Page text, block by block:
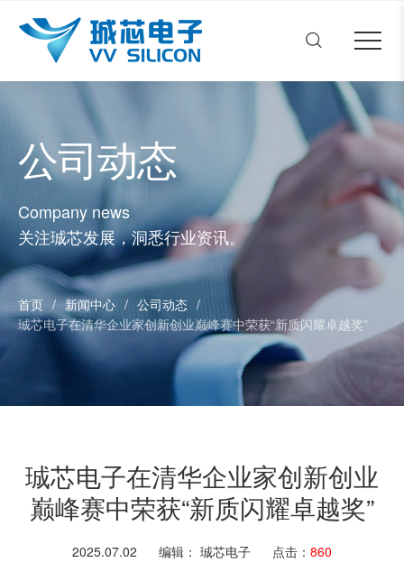
珹芯电子
2
Open submenu (关于我们)
Open submenu (案例展示)
Open submenu (新闻中心)
新闻中心
加入珹芯
公司动态
Company news
关注珹芯发展，洞悉行业资讯。
首页 / 新闻中心 / 公司动态 /
珹芯电子在清华企业家创新创业巅峰赛中荣获“新质闪耀卓越奖”
珹芯电子在清华企业家创新创业
巅峰赛中荣获“新质闪耀卓越奖”
2025.07.02 编辑： 珹芯电子 点击： 860